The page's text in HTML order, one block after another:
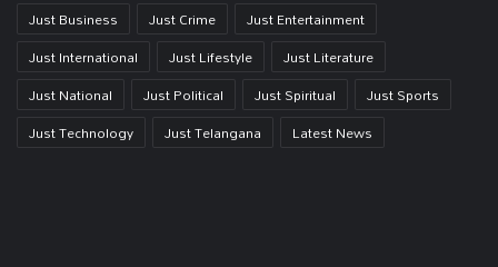
Just Business
Just Crime
Just Entertainment
Just International
Just Lifestyle
Just Literature
Just National
Just Political Just Spiritual
Just Sports
Just Technology
Just Telangana Latest News